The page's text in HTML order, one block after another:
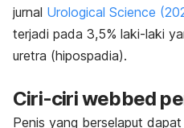
jurnal Urological Science
terjadi pada 3,5% laki-laki
uretra (hipospadia).
Ciri-ciriwebbed
Penis yang berselaput dapat